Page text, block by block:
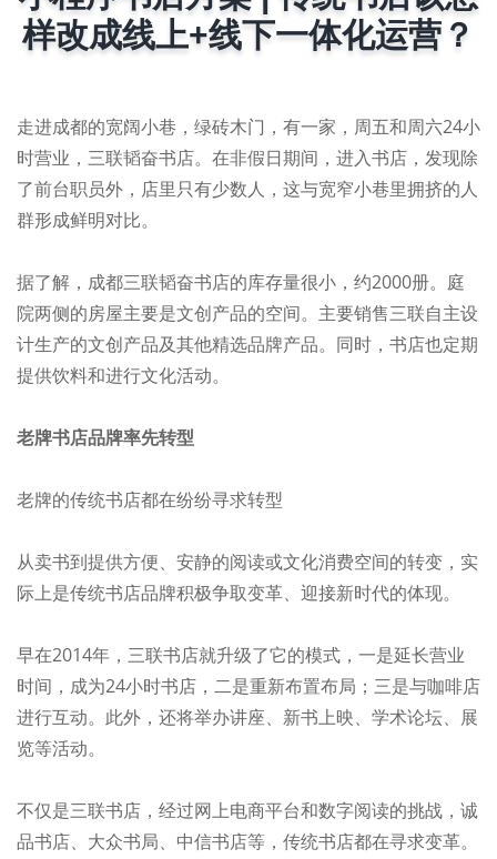
样改成线上+线下一体化运营？
走进成都的宽阔小巷，绿砖木门，有一家，周五和周六24小
时营业，三联韬奋书店。在非假日期间，进入书店，发现除
了前台职员外，店里只有少数人，这与宽窄小巷里拥挤的人
群形成鲜明对比。
据了解，成都三联韬奋书店的库存量很小，约2000册。庭
院两侧的房屋主要是文创产品的空间。主要销售三联自主设
计生产的文创产品及其他精选品牌产品。同时，书店也定期
提供饮料和进行文化活动。
老牌书店品牌率先转型
老牌的传统书店都在纷纷寻求转型
从卖书到提供方便、安静的阅读或文化消费空间的转变，实
际上是传统书店品牌积极争取变革、迎接新时代的体现。
早在2014年，三联书店就升级了它的模式，一是延长营业
时间，成为24小时书店，二是重新布置布局；三是与咖啡店
进行互动。此外，还将举办讲座、新书上映、学术论坛、展
览等活动。
不仅是三联书店，经过网上电商平台和数字阅读的挑战，诚
品书店、大众书局、中信书店等，传统书店都在寻求变革。